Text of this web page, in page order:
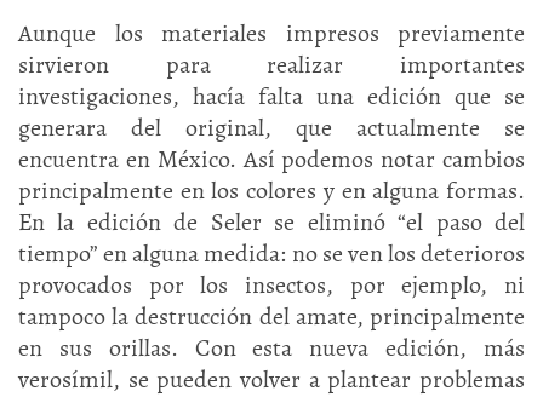
Aunque los materiales impresos previamente
sirvieron para realizar importantes
investigaciones, hacía falta una edición que se
generara del original, que actualmente se
encuentra en México. Así podemos notar cambios
principalmente en los colores y en alguna formas.
En la edición de Seler se eliminó “el paso del
tiempo” en alguna medida: no se ven los deterioros
provocados por los insectos, por ejemplo, ni
tampoco la destrucción del amate, principalmente
en sus orillas. Con esta nueva edición, más
verosímil, se pueden volver a plantear problemas